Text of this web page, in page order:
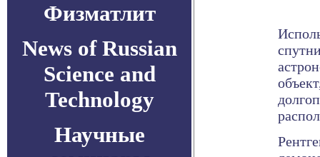
Физматлит
News of Russian
Science and
Technology
Научные